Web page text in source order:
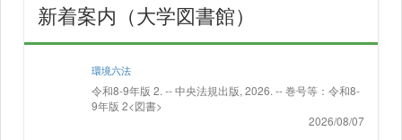
新着案内（大学図書館）
環境六法
令和8-9年版 2. -- 中央法規出版, 2026. -- 巻号等：令和8-
9年版 2<図書>
2026/08/07